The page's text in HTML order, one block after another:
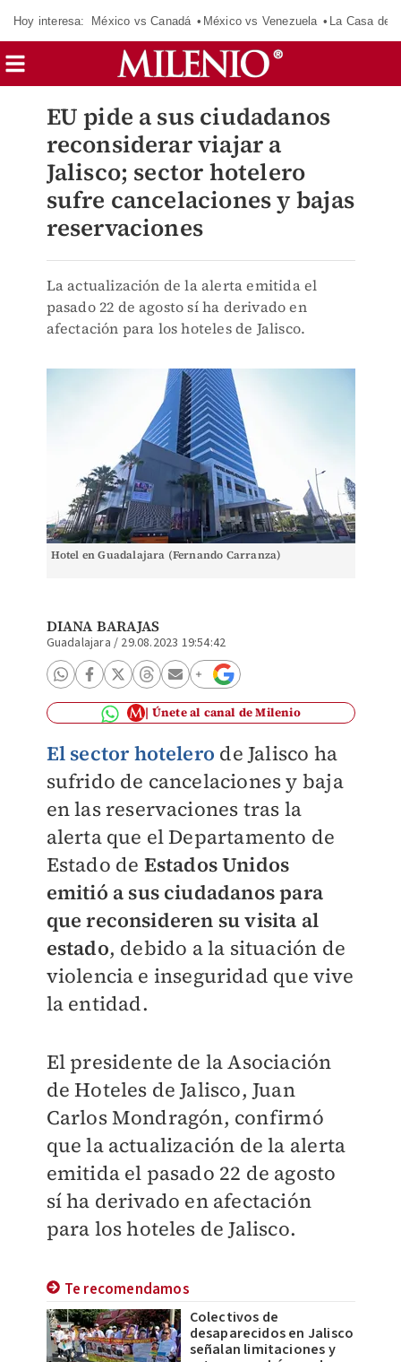
Hoy interesa: México vs Canadá México vs Venezuela La Casa de
EU pide a sus ciudadanos
reconsiderar viajar a
Jalisco; sector hotelero
sufre cancelaciones y bajas
reservaciones
La actualización de la alerta emitida el
pasado 22 de agosto sí ha derivado en
afectación para los hoteles de Jalisco.
Hotel en Guadalajara (Fernando Carranza)
DIANA BARAJAS
Guadalajara / 29.08.2023 19:54:42
Únete al canal de Milenio
El sector hotelero de Jalisco ha
sufrido de cancelaciones y baja
en las reservaciones tras la
alerta que el Departamento de
Estado de Estados Unidos
emitió a sus ciudadanos para
que reconsideren su visita al
estado, debido a la situación de
violencia e inseguridad que vive
la entidad.
El presidente de la Asociación
de Hoteles de Jalisco, Juan
Carlos Mondragón, confirmó
que la actualización de la alerta
emitida el pasado 22 de agosto
sí ha derivado en afectación
para los hoteles de Jalisco.
Te recomendamos
Colectivos de
desaparecidos en Jalisco
señalan limitaciones y